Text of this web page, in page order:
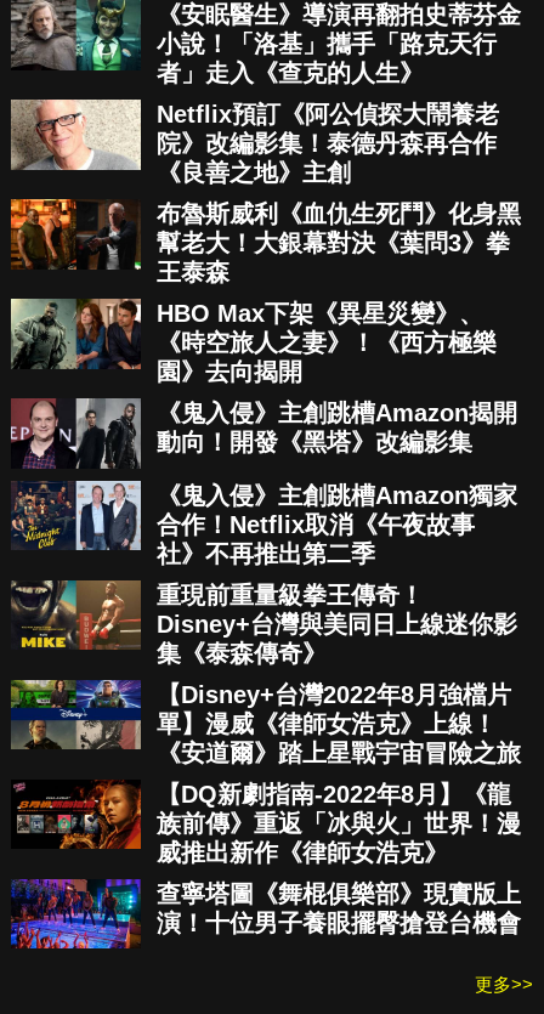
《安眠醫生》導演再翻拍史蒂芬金
小說！「洛基」攜手「路克天行
者」走入《查克的人生》
Netflix預訂《阿公偵探大鬧養老
院》改編影集！泰德丹森再合作
《良善之地》主創
布魯斯威利《血仇生死鬥》化身黑
幫老大！大銀幕對決《葉問3》拳
王泰森
HBO Max下架《異星災變》、
《時空旅人之妻》！《西方極樂
園》去向揭開
《鬼入侵》主創跳槽Amazon揭開
動向！開發《黑塔》改編影集
《鬼入侵》主創跳槽Amazon獨家
合作！Netflix取消《午夜故事
社》不再推出第二季
重現前重量級拳王傳奇！
Disney+台灣與美同日上線迷你影
集《泰森傳奇》
【Disney+台灣2022年8月強檔片
單】漫威《律師女浩克》上線！
《安道爾》踏上星戰宇宙冒險之旅
【DQ新劇指南-2022年8月】《龍
族前傳》重返「冰與火」世界！漫
威推出新作《律師女浩克》
查寧塔圖《舞棍俱樂部》現實版上
演！十位男子養眼擺臀搶登台機會
更多>>